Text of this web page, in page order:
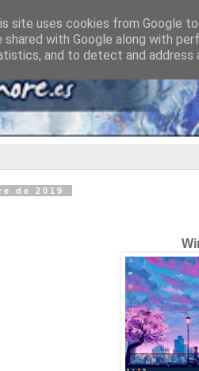
de 2019
site uses cookies from Google
shared with Google along with
and to detect and address